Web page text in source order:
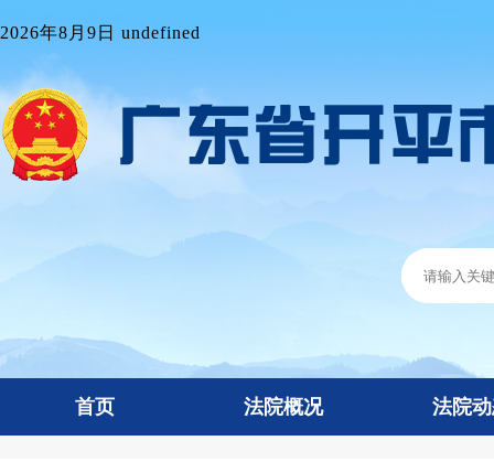
2026年8月9日 undefined
首页 法院概况 法院